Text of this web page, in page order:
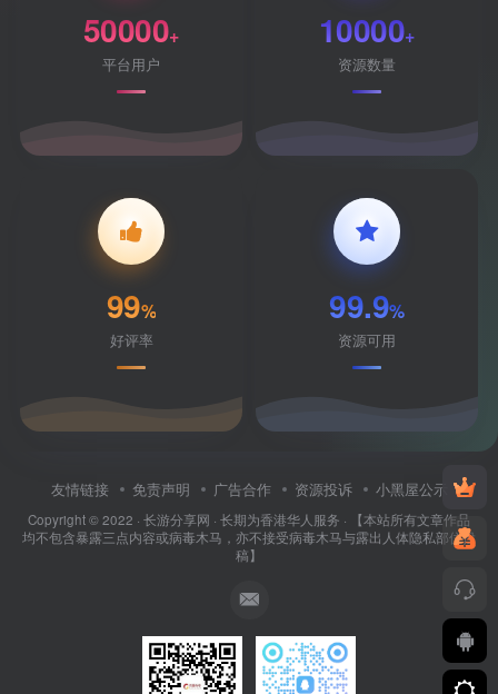
50000+
平台用户
10000+
资源数量
99%
好评率
99.9%
资源可用
友情链接 免责声明 广告合作 资源投诉 小黑屋公示
Copyright © 2022 · 长游分享网 · 长期为香港华人服务 · 【本站所有文章作品
均不包含暴露三点内容或病毒木马，亦不接受病毒木马与露出人体隐私部位投
稿】